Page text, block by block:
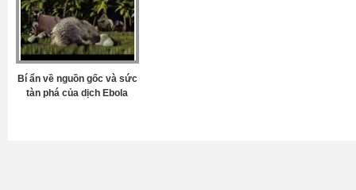
Bí ẩn về nguồn gốc và sức
tàn phá của dịch Ebola